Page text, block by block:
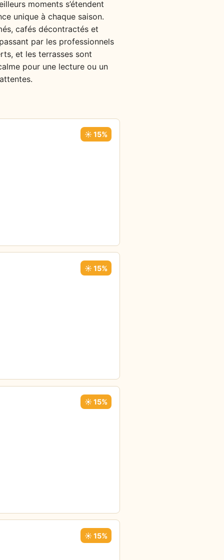
moments s’étendent
unique à chaque saison.
cafés décontractés et
par les professionnels
et les terrasses sont
pour une lecture ou un
☀️ 15%
☀️ 15%
☀️ 15%
☀️ 15%